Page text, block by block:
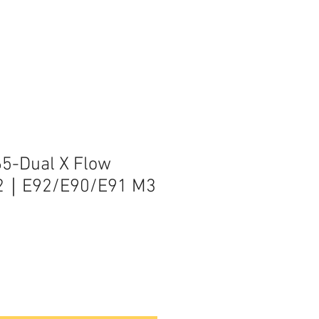
Dual X Flow
E92/E90/E91 M3